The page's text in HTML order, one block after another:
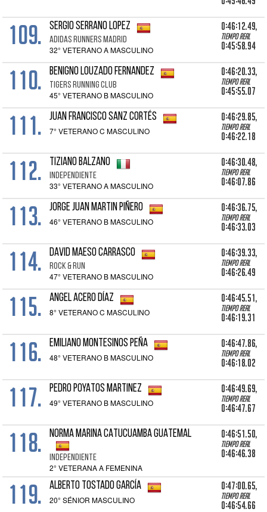
109. SERGIO SERRANO LOPEZ
ADIDAS RUNNERS MADRID
32° VETERANO A MASCULINO
0:46:12.49,
Tiempo real
0:45:58.94
110. BENIGNO LOUZADO FERNANDEZ
TIGERS RUNNING CLUB
45° VETERANO B MASCULINO
0:46:20.33,
Tiempo real
0:45:55.07
111. JUAN FRANCISCO SANZ CORTÉS
7° VETERANO C MASCULINO
0:46:29.85,
Tiempo real
0:46:22.18
112. TIZIANO BALZANO
INDEPENDIENTE
33° VETERANO A MASCULINO
0:46:30.48,
Tiempo real
0:46:07.86
113. JORGE JUAN MARTIN PIÑERO
46° VETERANO B MASCULINO
0:46:36.75,
Tiempo real
0:46:33.03
114. DAVID MAESO CARRASCO
ROCK & RUN
47° VETERANO B MASCULINO
0:46:39.33,
Tiempo real
0:46:26.49
115. ANGEL ACERO DÍAZ
8° VETERANO C MASCULINO
0:46:45.51,
Tiempo real
0:46:19.31
116. EMILIANO MONTESINOS PEÑA
48° VETERANO B MASCULINO
0:46:47.86,
Tiempo real
0:46:18.02
117. PEDRO POYATOS MARTINEZ
49° VETERANO B MASCULINO
0:46:49.69,
Tiempo real
0:46:47.67
118. NORMA MARINA CATUCUAMBA GUATEMAL
INDEPENDIENTE
2° VETERANA A FEMENINA
0:46:51.50,
Tiempo real
0:46:46.38
119. ALBERTO TOSTADO GARCÍA
20° SÉNIOR MASCULINO
0:47:00.65,
Tiempo real
0:46:54.66